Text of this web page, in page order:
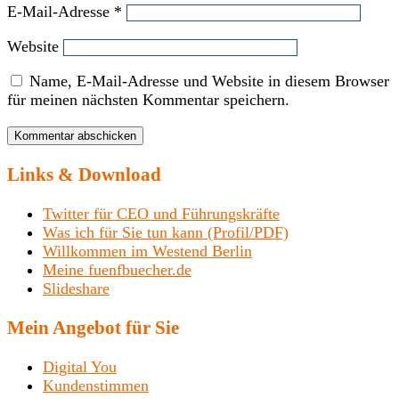
E-Mail-Adresse *
Website
Name, E-Mail-Adresse und Website in diesem Browser
für meinen nächsten Kommentar speichern.
Links & Download
Twitter für CEO und Führungskräfte
Was ich für Sie tun kann (Profil/PDF)
Willkommen im Westend Berlin
Meine fuenfbuecher.de
Slideshare
Mein Angebot für Sie
Digital You
Kundenstimmen